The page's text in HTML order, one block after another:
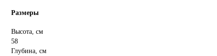
Размеры
Высота, см
58
Глубина, см